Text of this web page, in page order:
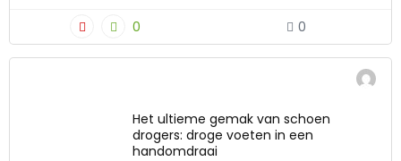
0 0
Het ultieme gemak van schoen
drogers: droge voeten in een
handomdraai